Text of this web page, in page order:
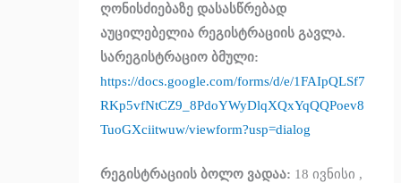
ღონისძიებაზე დასასწრებად
აუცილებელია რეგისტრაციის გავლა.
სარეგისტრაციო ბმული:
https://docs.google.com/forms/d/e/1FAIpQLSf7
RKp5vfNtCZ9_8PdoYWyDlqXQxYqQQPoev8
TuoGXciitwuw/viewform?usp=dialog
რეგისტრაციის ბოლო ვადაა: 18 ივნისი ,